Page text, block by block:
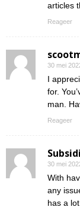
articles
Reageer
30 mei
I
for.
man.
Reageer
30 mei
With
any
has a